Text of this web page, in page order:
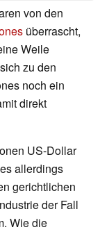
von den
überrascht,
Weile
zu den
noch ein
direkt
US-Dollar
allerdings
gerichtlichen
der Fall
Wie die